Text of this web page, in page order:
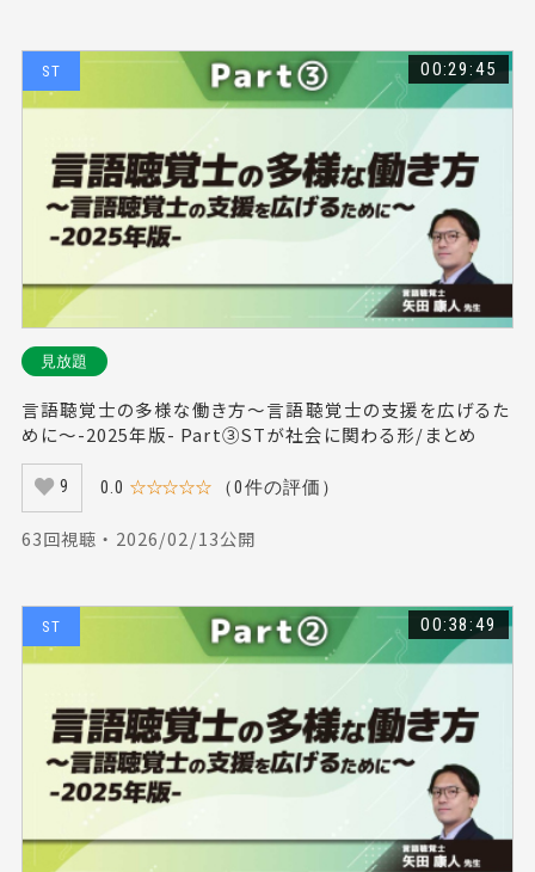
ST 00:29:45
見放題
言語聴覚士の多様な働き方～言語聴覚士の支援を広げるた
めに～-2025年版- Part③STが社会に関わる形/まとめ
9 0.0 ☆☆☆☆☆ （0件の評価）
63回視聴 ・ 2026/02/13公開
ST 00:38:49